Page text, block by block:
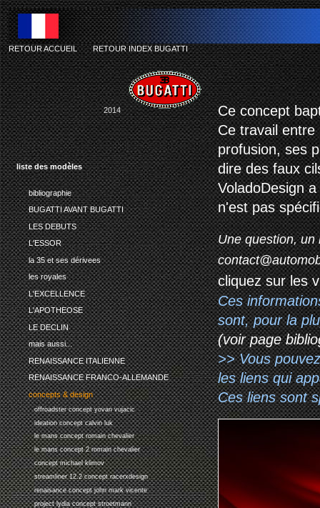
liste des modèles
bibliographie
BUGATTI AVANT BUGATTI
LES DEBUTS
L'ESSOR
la 35 et ses dérivees
les royales
L'EXCELLENCE
L'APOTHEOSE
LE DECLIN
mais aussi...
RENAISSANCE ITALIENNE
RENAISSANCE FRANCO-ALLEMANDE
concepts & design
offroadster concept yovan vujacic
ideation concept calvin luk
le mans concept romain chevalier
le mans concept 2 romain chevalier
concept michael klimov
streamliner 12.2 concept racerxdesign
renaisance concept john mark vicente
project lydia concept stroetmann
RETOUR ACCUEIL-RETOUR INDEX BUGATTI
2014
Ce concept
Ce travail entre
profusion, ses
dire des faux
VoladoDesign
n'est pas
Une question, un
cliquez sur les
Ces
sont, pour la
(voir page
>> Vous
les liens qui
Ces liens sont